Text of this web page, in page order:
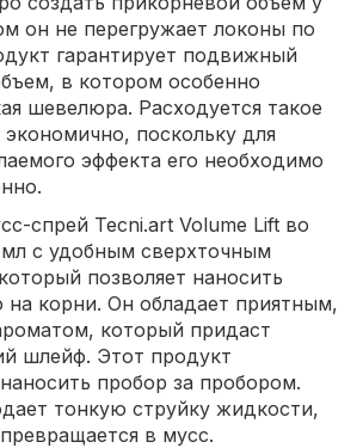
он не перегружает локоны по
гарантирует подвижный
в котором особенно
шевелюра. Расходуется такое
поскольку для
эффекта его необходимо
спрей Tecni.art Volume Lift во
с удобным сверхточным
позволяет наносить
на корни. Он обладает приятным,
который придаст
шлейф. Этот продукт
пробор за пробором.
тонкую струйку жидкости,
в мусс.